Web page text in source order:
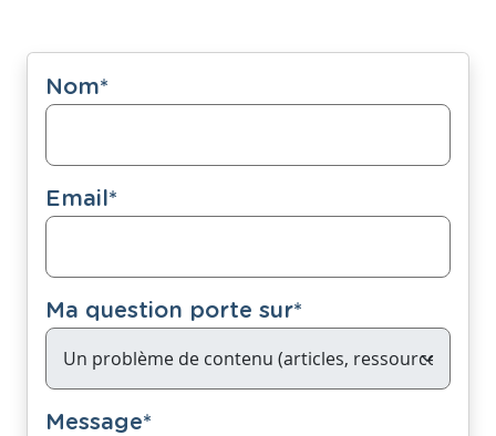
Nom*
Email*
Ma question porte sur*
Message*